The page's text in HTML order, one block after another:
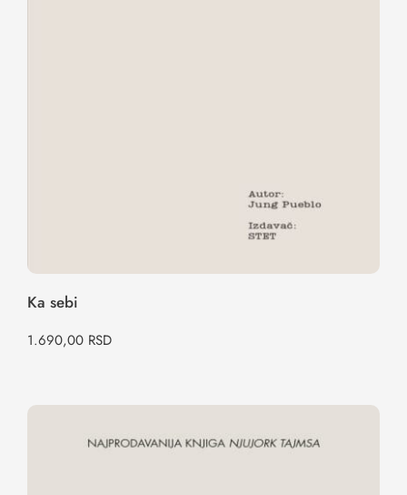
Ka sebi
1.690,00 RSD